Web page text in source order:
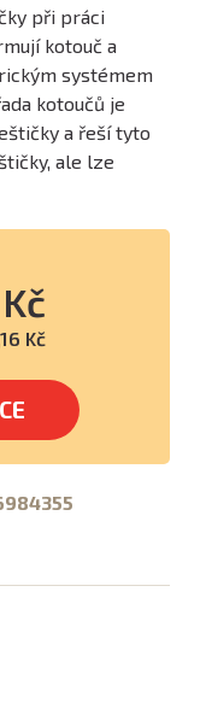
při práci
kotouč a
systémem
kotoučů je
a řeší tyto
ale lze
Kč